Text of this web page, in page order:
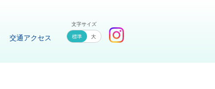
交通アクセス
文字サイズ
大